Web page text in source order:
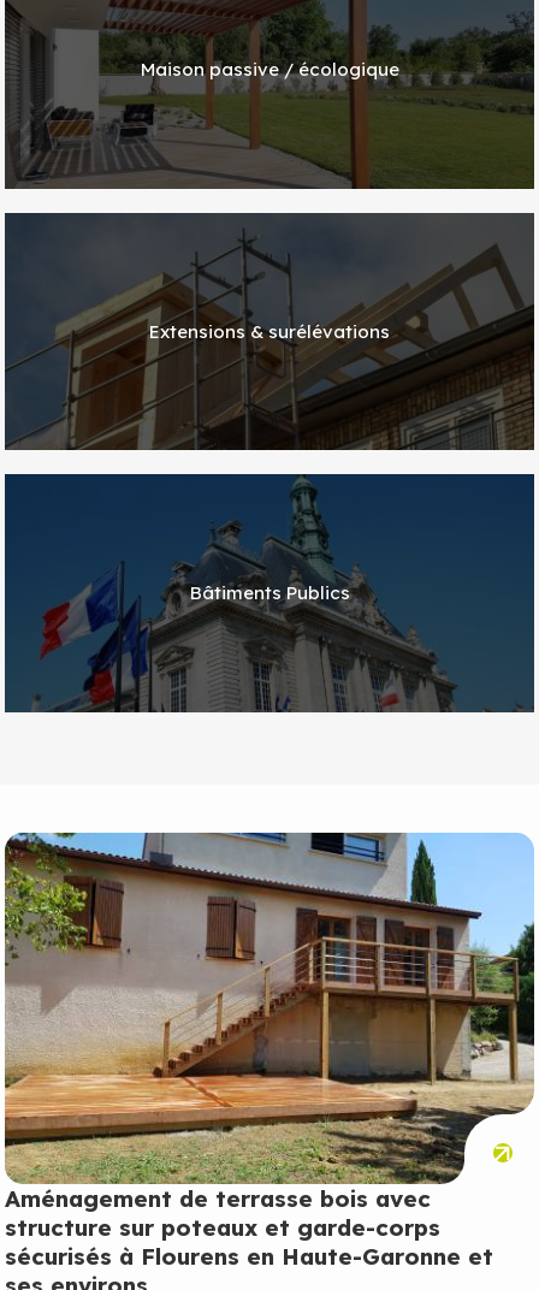
Maison passive / écologique
Extensions & surélévations
Bâtiments Publics
Aménagement de terrasse bois avec
structure sur poteaux et garde-corps
sécurisés à Flourens en Haute-Garonne et